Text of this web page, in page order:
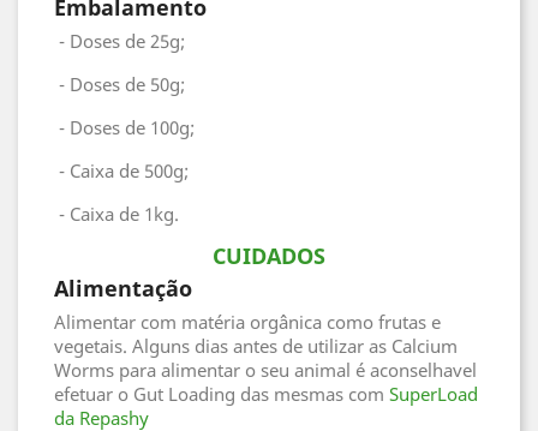
Embalamento
- Doses de 25g;
- Doses de 50g;
- Doses de 100g;
- Caixa de 500g;
- Caixa de 1kg.
CUIDADOS
Alimentação
Alimentar com matéria orgânica como frutas e
vegetais. Alguns dias antes de utilizar as Calcium
Worms para alimentar o seu animal é aconselhavel
efetuar o Gut Loading das mesmas com SuperLoad
da Repashy